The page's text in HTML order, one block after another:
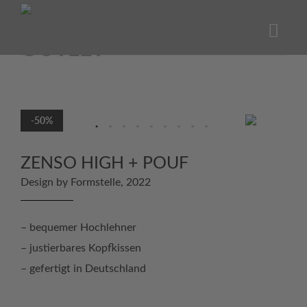
-50%
ZENSO HIGH + POUF
Design by Formstelle, 2022
– bequemer Hochlehner
– justierbares Kopfkissen
– gefertigt in Deutschland